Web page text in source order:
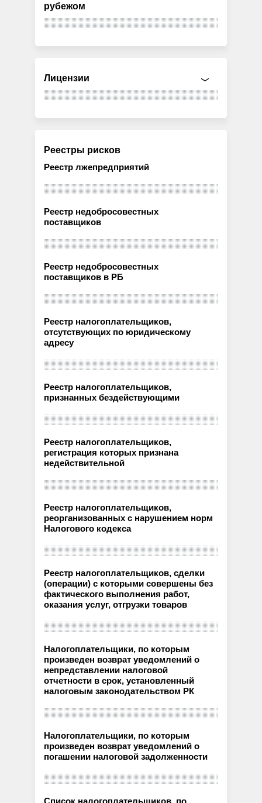
рубежом
Лицензии
Реестры рисков
Реестр лжепредприятий
Реестр недобросовестных
поставщиков
Реестр недобросовестных
поставщиков в РБ
Реестр налогоплательщиков,
отсутствующих по юридическому
адресу
Реестр налогоплательщиков,
признанных бездействующими
Реестр налогоплательщиков,
регистрация которых признана
недействительной
Реестр налогоплательщиков,
реорганизованных с нарушением норм
Налогового кодекса
Реестр налогоплательщиков, сделки
(операции) с которыми совершены без
фактического выполнения работ,
оказания услуг, отгрузки товаров
Налогоплательщики, по которым
произведен возврат уведомлений о
непредставлении налоговой
отчетности в срок, установленный
налоговым законодательством РК
Налогоплательщики, по которым
произведен возврат уведомлений о
погашении налоговой задолженности
Список налогоплательщиков, по